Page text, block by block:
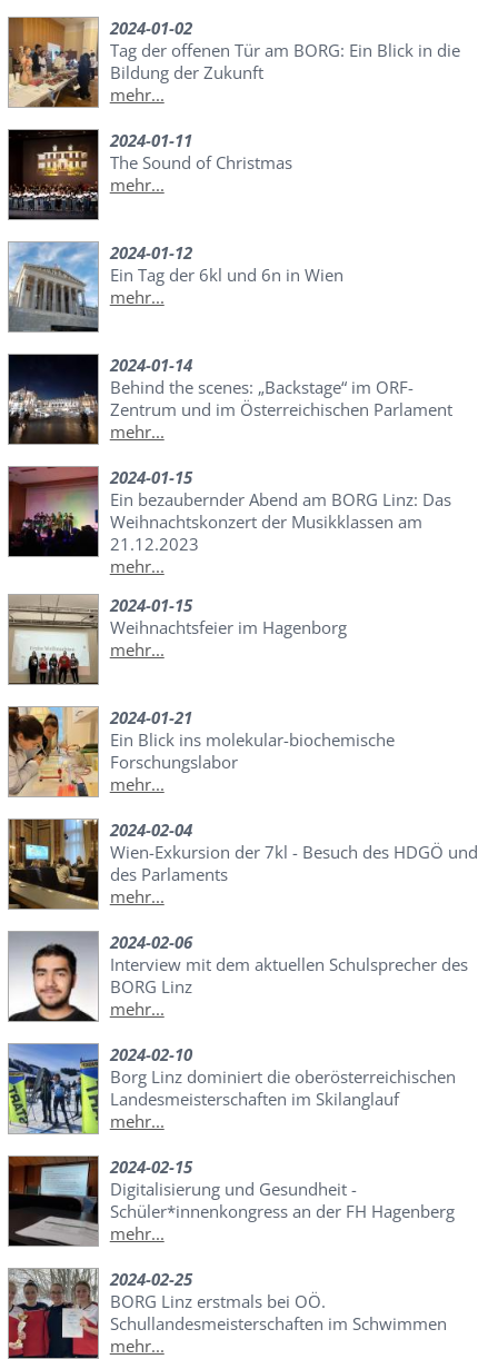
2024-01-02
Tag der offenen Tür am BORG: Ein Blick in die
Bildung der Zukunft
mehr...
2024-01-11
The Sound of Christmas
mehr...
2024-01-12
Ein Tag der 6kl und 6n in Wien
mehr...
2024-01-14
Behind the scenes: „Backstage“ im ORF-
Zentrum und im Österreichischen Parlament
mehr...
2024-01-15
Ein bezaubernder Abend am BORG Linz: Das
Weihnachtskonzert der Musikklassen am
21.12.2023
mehr...
2024-01-15
Weihnachtsfeier im Hagenborg
mehr...
2024-01-21
Ein Blick ins molekular-biochemische
Forschungslabor
mehr...
2024-02-04
Wien-Exkursion der 7kl - Besuch des HDGÖ und
des Parlaments
mehr...
2024-02-06
Interview mit dem aktuellen Schulsprecher des
BORG Linz
mehr...
2024-02-10
Borg Linz dominiert die oberösterreichischen
Landesmeisterschaften im Skilanglauf
mehr...
2024-02-15
Digitalisierung und Gesundheit -
Schüler*innenkongress an der FH Hagenberg
mehr...
2024-02-25
BORG Linz erstmals bei OÖ.
Schullandesmeisterschaften im Schwimmen
mehr...